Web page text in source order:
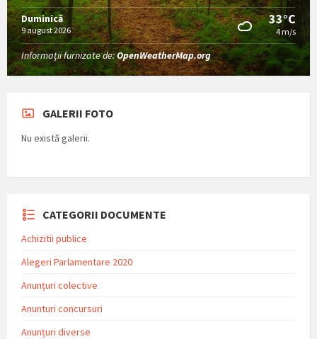
Duminică
9 august 2026
33°C
4 m/s
Informații furnizate de:OpenWeatherMap.org
GALERII FOTO
Nu există galerii.
CATEGORII DOCUMENTE
Achizitii publice
Alegeri Parlamentare 2020
Anunțuri colective
Anunturi concursuri
Anunțuri diverse